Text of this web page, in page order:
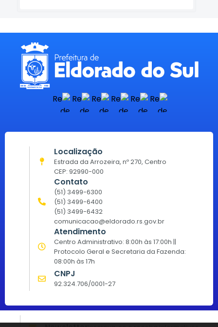
Localização
Estrada da Arrozeira, nº 270, Centro
CEP: 92990-000
Contato
(51) 3499-6300
(51) 3499-6400
(51) 3499-6432
comunicacao@eldorado.rs.gov.br
Atendimento
Centro Administrativo: 8:00h às 17:00h ||
Protocolo Geral e Secretaria da Fazenda:
08:00h às 17h
CNPJ
92.324.706/0001-27